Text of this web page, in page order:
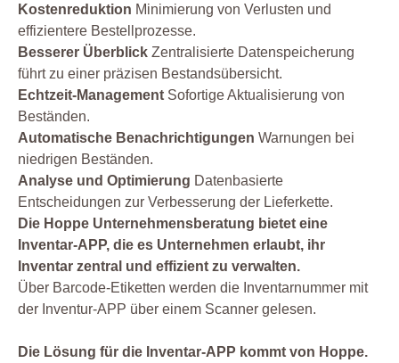
Kostenreduktion Minimierung von Verlusten und
effizientere Bestellprozesse.
Besserer Überblick Zentralisierte Datenspeicherung
führt zu einer präzisen Bestandsübersicht.
Echtzeit-Management Sofortige Aktualisierung von
Beständen.
Automatische Benachrichtigungen Warnungen bei
niedrigen Beständen.
Analyse und Optimierung Datenbasierte
Entscheidungen zur Verbesserung der Lieferkette.
Die Hoppe Unternehmensberatung bietet eine
Inventar-APP, die es Unternehmen erlaubt, ihr
Inventar zentral und effizient zu verwalten.
Über Barcode-Etiketten werden die Inventarnummer mit
der Inventur-APP über einem Scanner gelesen.
Die Lösung für die Inventar-APP kommt von Hoppe.